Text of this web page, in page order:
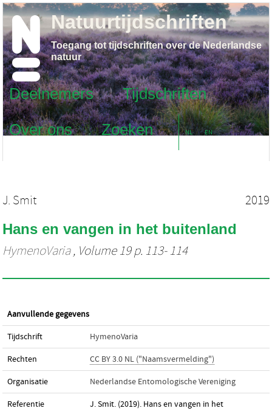
Deelnemers
Tijdschriften
Over ons
Zoeken NL EN
Natuurtijdschriften
Toegang tot tijdschriften over de Nederlandse
natuur
J. Smit 2019
Hans en vangen in het buitenland
HymenoVaria, Volume 19 p. 113- 114
Aanvullende gegevens
Tijdschrift HymenoVaria
Rechten CC BY 3.0 NL ("Naamsvermelding")
Organisatie Nederlandse Entomologische Vereniging
Referentie
J. Smit. (2019). Hans en vangen in het